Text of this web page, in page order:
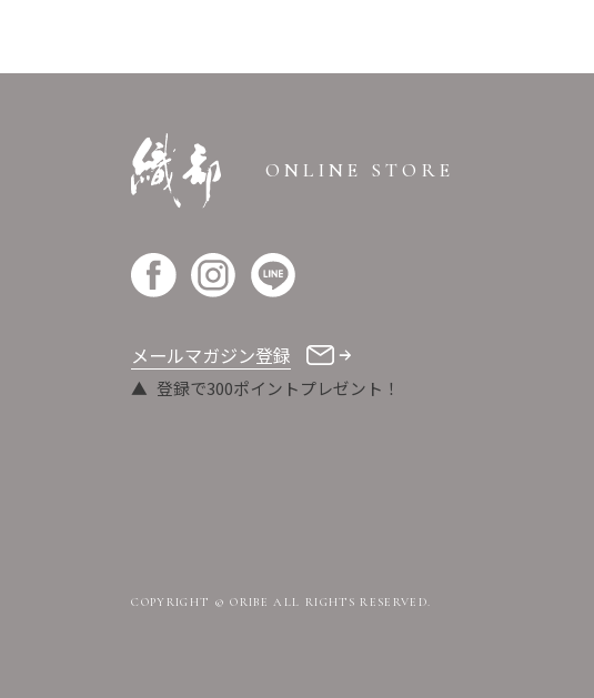
ONLINE STORE
メールマガジン登録
登録で300ポイントプレゼント！
COPYRIGHT © ORIBE ALL RIGHTS RESERVED.